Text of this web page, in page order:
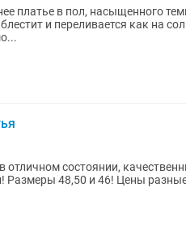
платье в пол, насыщенного
и переливается как на
отличном состоянии,
Размеры 48,50 и 46! Цены